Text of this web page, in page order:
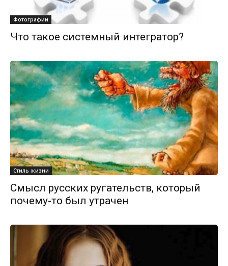
Фотографии
Что такое системный интегратор?
Стиль жизни
Смысл русских ругательств, который
почему-то был утрачен